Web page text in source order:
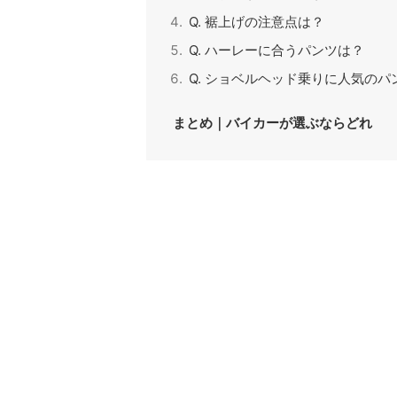
Q. 裾上げの注意点は？
Q. ハーレーに合うパンツは？
Q. ショベルヘッド乗りに人気のパ
まとめ｜バイカーが選ぶならどれ